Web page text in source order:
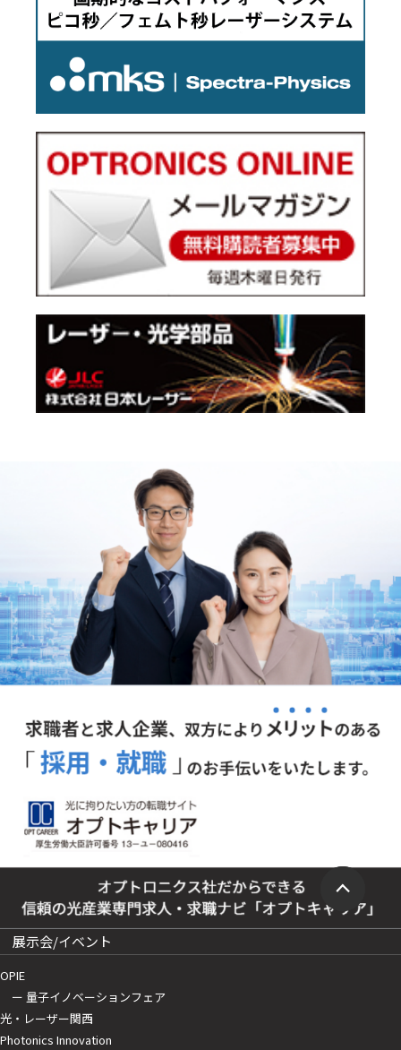
展示会/イベント
OPIE
ー 量子イノベーションフェア
光・レーザー関西
Photonics Innovation